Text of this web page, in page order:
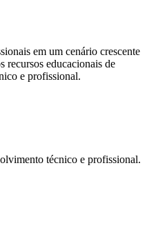
em um cenário crescente
recursos educacionais de
e profissional.
técnico e profissional.